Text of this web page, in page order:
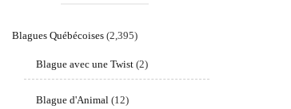
Blagues Québécoises(2,395)
Blague avec une Twist(2)
Blague d'Animal(12)